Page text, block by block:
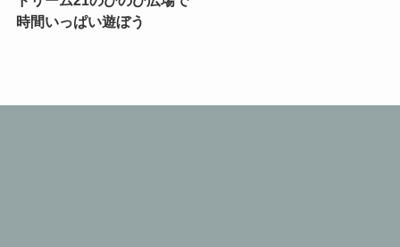
時間いっぱい遊ぼう